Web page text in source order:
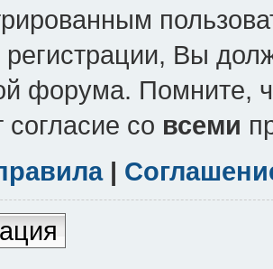
Вы
форума. Помните,
согласие со всеми
|